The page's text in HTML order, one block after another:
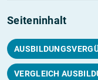
Seiteninhalt
VERGLEICH